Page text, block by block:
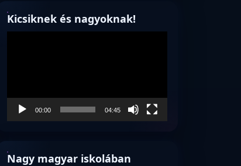
Kicsiknek és nagyoknak!
00:00 04:45
Nagy magyar iskolában